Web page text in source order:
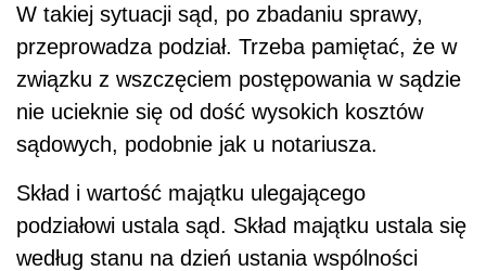
W takiej sytuacji sąd, po zbadaniu sprawy,
przeprowadza podział. Trzeba pamiętać, że w
związku z wszczęciem postępowania w sądzie
nie ucieknie się od dość wysokich kosztów
sądowych, podobnie jak u notariusza.
Skład i wartość majątku ulegającego
podziałowi ustala sąd. Skład majątku ustala się
według stanu na dzień ustania wspólności